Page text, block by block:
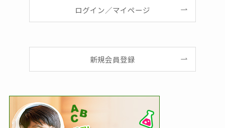
ログイン／マイページ
新規会員登録